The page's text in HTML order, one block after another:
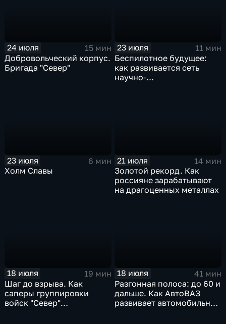
24 июля
15 мин
Добровольческий корпус.
Бригада "Север"
23 июля
11 мин
Беспилотное будущее:
как развивается сеть
научно-
23 июля
6 мин
Холм Славы
21 июля
14 мин
Золотой рекорд. Как
россияне зарабатывают
на драгоценных металлах
18 июля
19 мин
Шаг до взрыва. Как
саперы группировки
войск "Север"
18 июля
41 мин
Разгонная полоса: до 60 и
дальше. Как АвтоВАЗ
развивает автомобильную